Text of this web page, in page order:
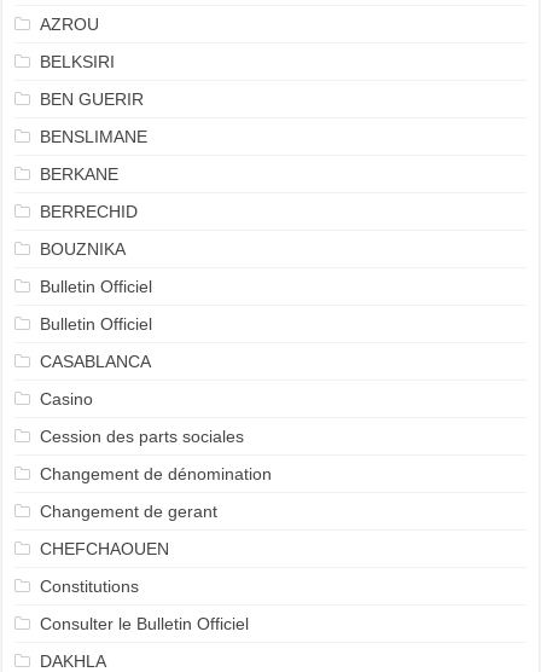
AZROU
BELKSIRI
BEN GUERIR
BENSLIMANE
BERKANE
BERRECHID
BOUZNIKA
Bulletin Officiel
Bulletin Officiel
CASABLANCA
Casino
Cession des parts sociales
Changement de dénomination
Changement de gerant
CHEFCHAOUEN
Constitutions
Consulter le Bulletin Officiel
DAKHLA